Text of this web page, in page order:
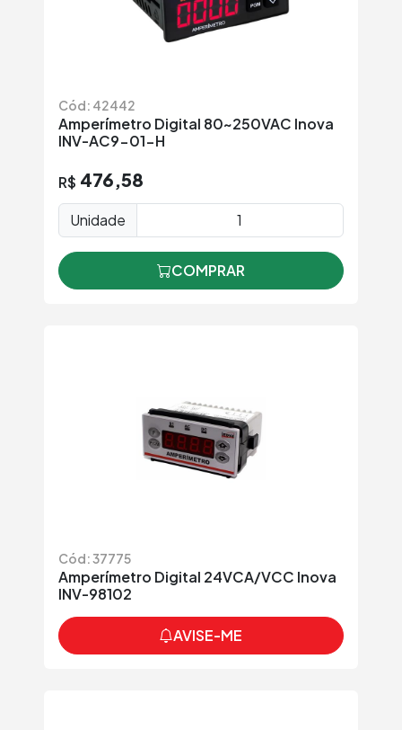
Cód: 42442
Amperímetro Digital 80~250VAC Inova
INV-AC9-01-H
R$ 476,58
Unidade
COMPRAR
Cód: 37775
Amperímetro Digital 24VCA/VCC Inova
INV-98102
AVISE-ME